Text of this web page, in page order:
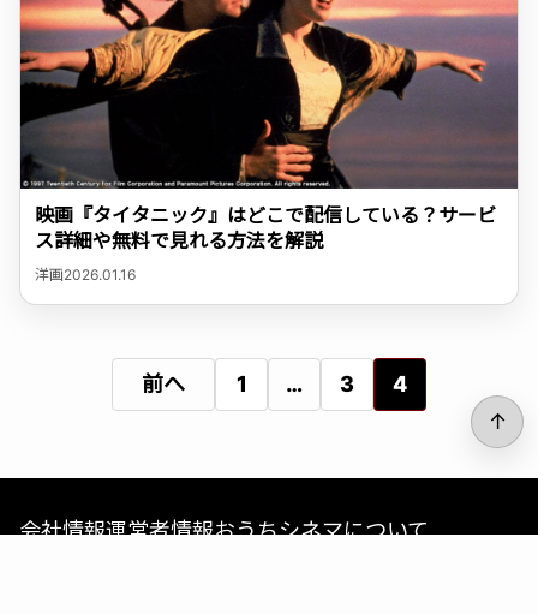
映画『タイタニック』はどこで配信している？サービ
ス詳細や無料で見れる方法を解説
洋画2026.01.16
投
ペ
前へ 1 … 3 4
会社情報運営者情報おうちシネマについて
↑